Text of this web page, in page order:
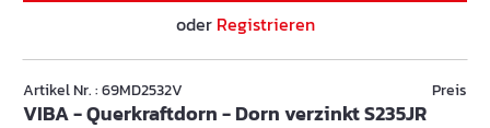
oder Registrieren
Artikel Nr. : 69MD2532V
VIBA - Querkraftdorn - Dorn verzinkt S235JR
Preis